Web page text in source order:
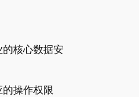
核心数据安
操作权限